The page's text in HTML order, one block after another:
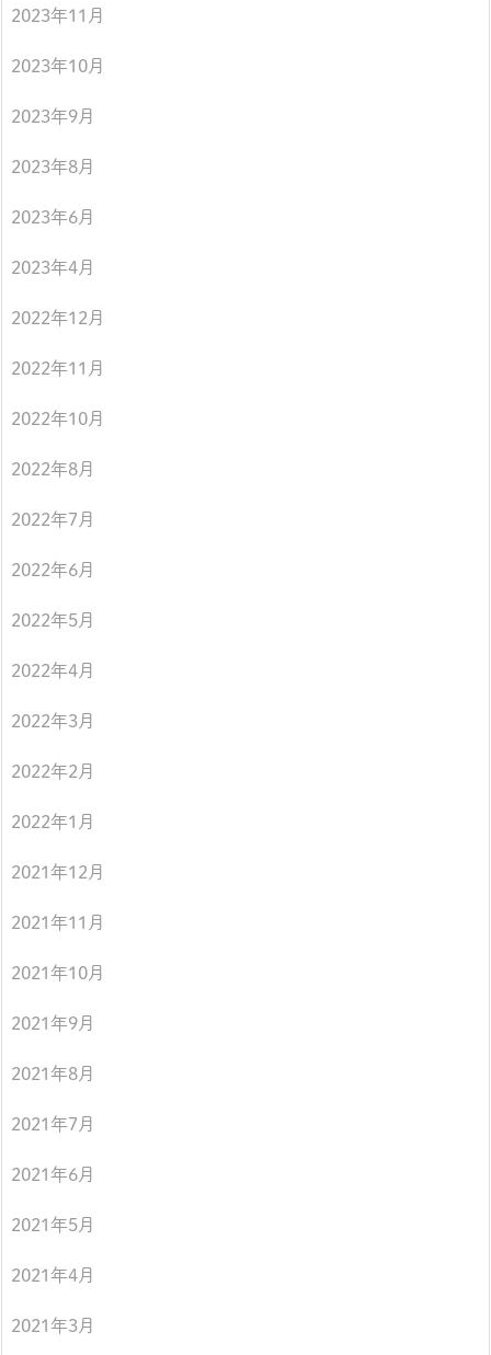
2023年11月
2023年10月
2023年9月
2023年8月
2023年6月
2023年4月
2022年12月
2022年11月
2022年10月
2022年8月
2022年7月
2022年6月
2022年5月
2022年4月
2022年3月
2022年2月
2022年1月
2021年12月
2021年11月
2021年10月
2021年9月
2021年8月
2021年7月
2021年6月
2021年5月
2021年4月
2021年3月